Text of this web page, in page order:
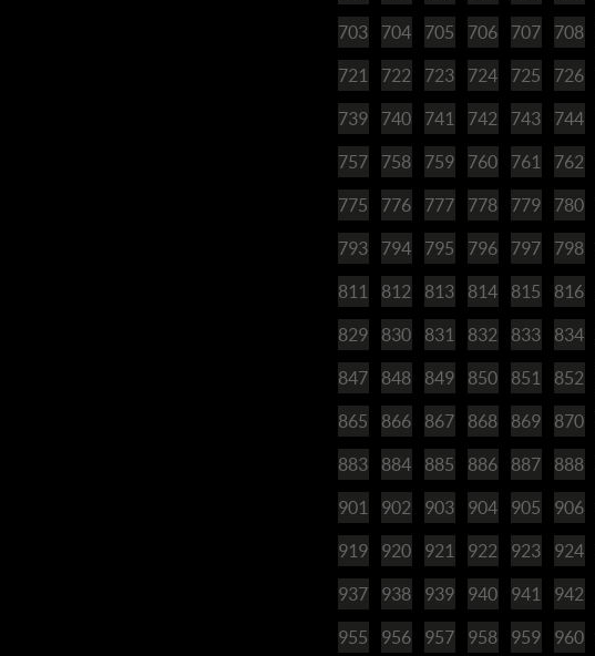
703 704 705 706 707 708
721 722 723 724 725 726
739 740 741 742 743 744
757 758 759 760 761 762
775 776 777 778 779 780
793 794 795 796 797 798
811 812 813 814 815 816
829 830 831 832 833 834
847 848 849 850 851 852
865 866 867 868 869 870
883 884 885 886 887 888
901 902 903 904 905 906
919 920 921 922 923 924
937 938 939 940 941 942
955 956 957 958 959 960